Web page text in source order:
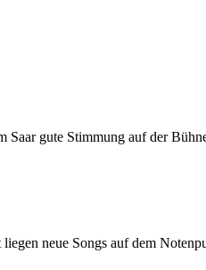
Saar gute Stimmung auf der
neue Songs auf dem